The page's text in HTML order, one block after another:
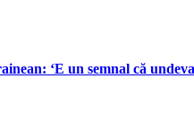
‘E un semnal că